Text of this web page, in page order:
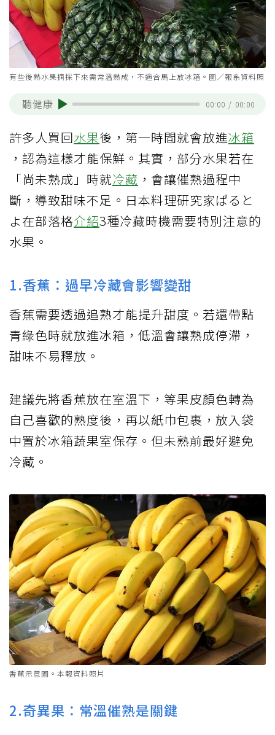
有些後熟水果摘採下來需常溫熟成，不適合馬上放冰箱。圖／報系資料照
聽健康 00:00 / 00:00
許多人買回水果後，第一時間就會放進冰箱
，認為這樣才能保鮮。其實，部分水果若在
「尚未熟成」時就冷藏 ，會讓催熟過程中
斷，導致甜味不足。日本料理研究家ぱると
よ在部落格介紹3種冷藏時機需要特別注意的
水果。
1.香蕉：過早冷藏會影響變甜
香蕉需要透過追熟才能提升甜度。若還帶點
青綠色時就放進冰箱，低溫會讓熟成停滯，
甜味不易釋放。
建議先將香蕉放在室溫下，等果皮顏色轉為
自己喜歡的熟度後，再以紙巾包裹，放入袋
中置於冰箱蔬果室保存。但未熟前最好避免
冷藏。
香蕉示意圖。本報資料照片
2.奇異果：常溫催熟是關鍵